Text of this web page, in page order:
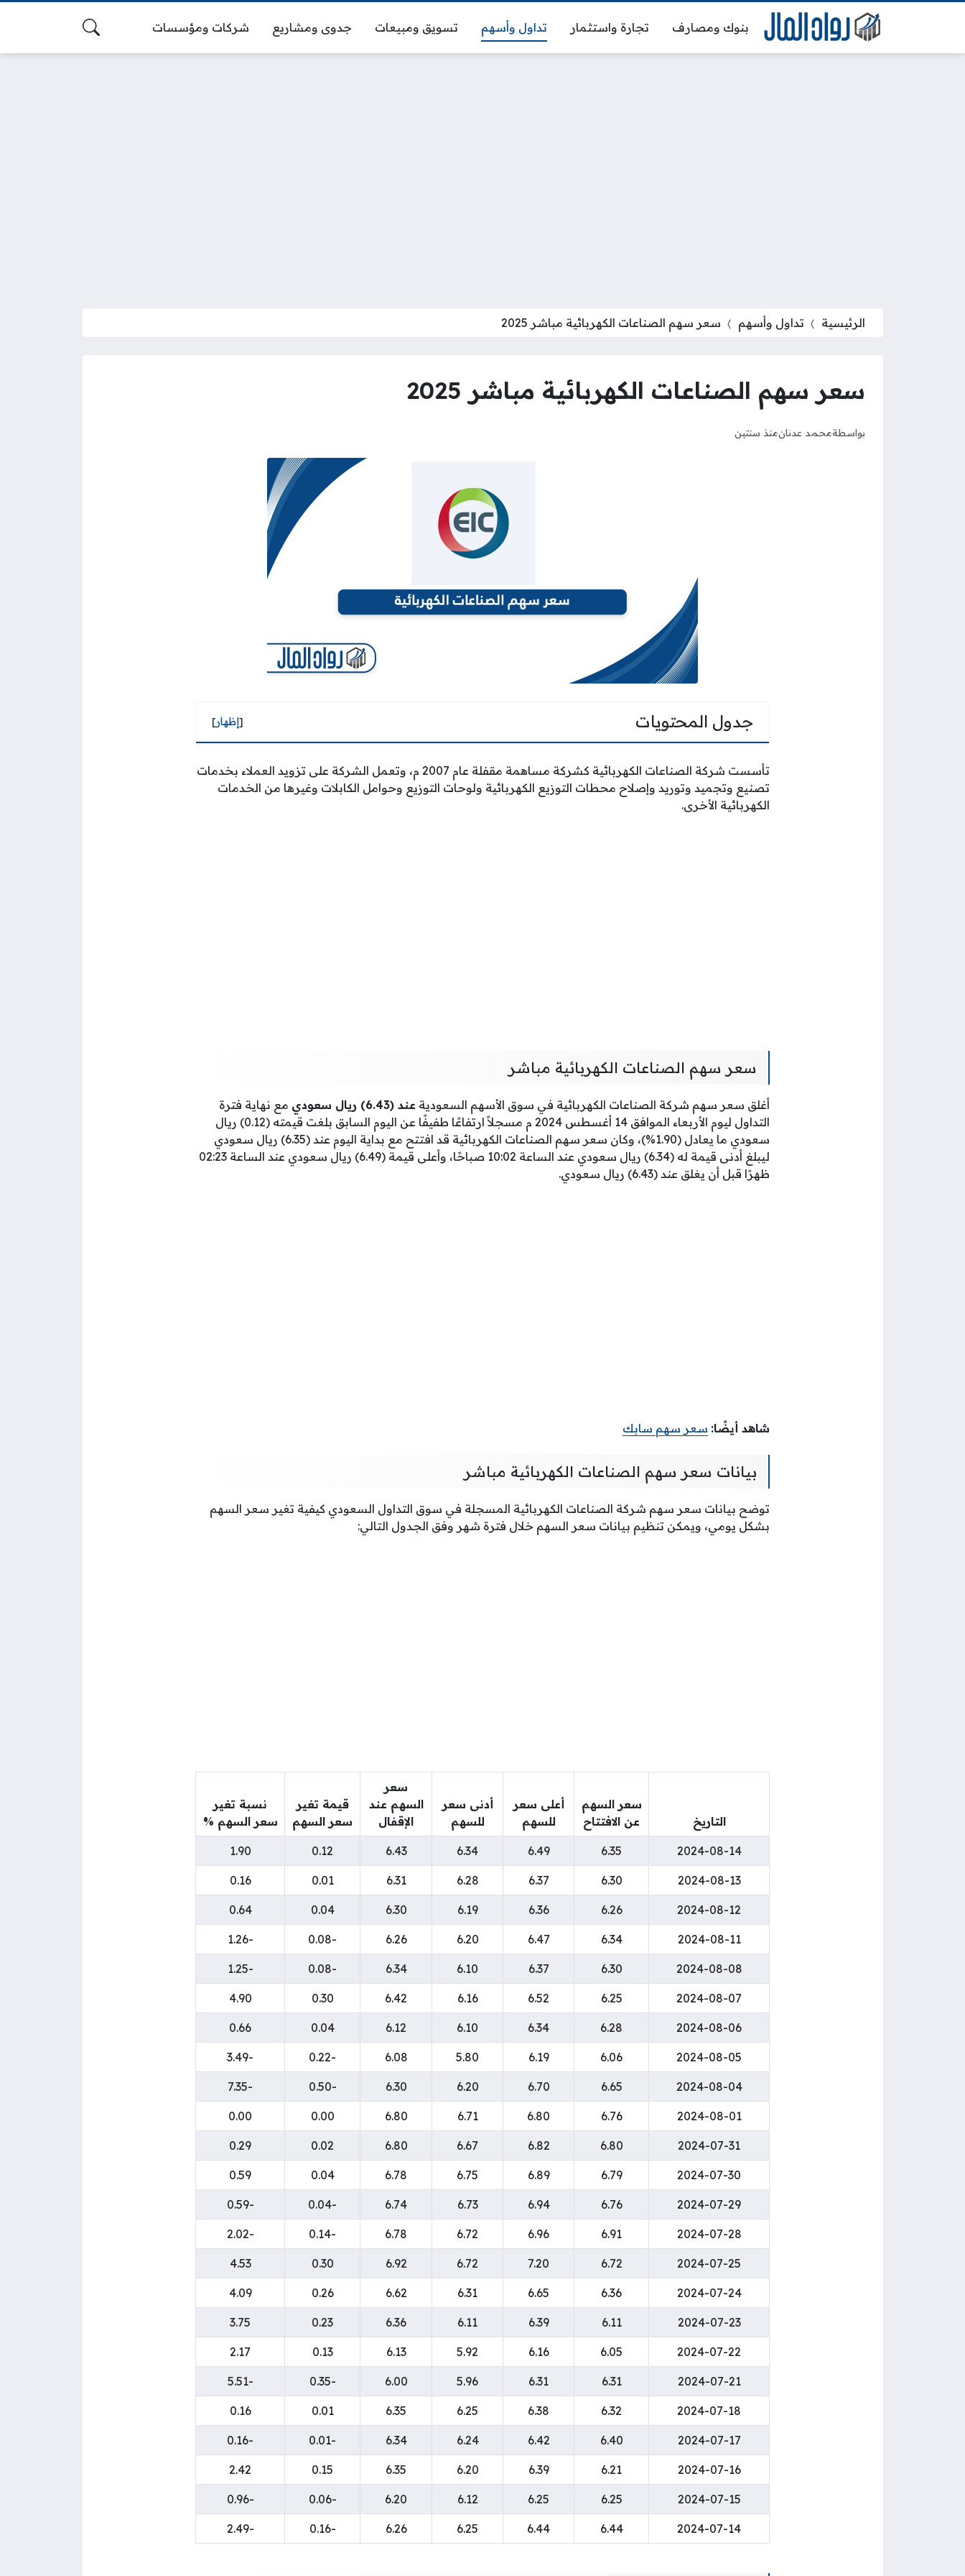
بنوك ومصارف تجارة واستثمار تداول وأسهم تسويق ومبيعات جدوى ومشاريع شركات ومؤسسات
الرئيسية تداول وأسهم سعر سهم الصناعات الكهربائية مباشر 2025
سعر سهم الصناعات الكهربائية مباشر 2025
بواسطةمحمد عدنانمنذ سنتين
جدول المحتويات [إظهار]
تأسست شركة الصناعات الكهربائية كشركة مساهمة مقفلة عام 2007 م، وتعمل الشركة على تزويد العملاء بخدمات
تصنيع وتجميد وتوريد وإصلاح محطات التوزيع الكهربائية ولوحات التوزيع وحوامل الكابلات وغيرها من الخدمات
الكهربائية الأخرى.
سعر سهم الصناعات الكهربائية مباشر
أغلق سعر سهم شركة الصناعات الكهربائية في سوق الأسهم السعودية عند (6.43) ريال سعودي
مع نهاية فترة
التداول ليوم الأربعاء الموافق 14 أغسطس 2024 م مسجلاً ارتفاعًا طفيفًا عن اليوم السابق بلغت قيمته (0.12) ريال
سعودي ما يعادل (1.90%)، وكان سعر سهم الصناعات الكهربائية قد افتتح مع بداية اليوم عند (6.35) ريال سعودي
ليبلغ أدنى قيمة له (6.34) ريال سعودي عند الساعة 10:02 صباحًا، وأعلى قيمة (6.49) ريال سعودي عند الساعة 02:23
ظهرًا قبل أن يغلق عند (6.43) ريال سعودي.
شاهد أيضًا: سعر سهم سابك
بيانات سعر سهم الصناعات الكهربائية مباشر
توضح بيانات سعر سهم شركة الصناعات الكهربائية المسجلة في سوق التداول السعودي كيفية تغير سعر السهم
بشكل يومي، ويمكن تنظيم بيانات سعر السهم خلال فترة شهر وفق الجدول التالي:
التاريخ
سعر السهم
عن الافتتاح
أعلى سعر
للسهم
أدنى سعر
للسهم
سعر
السهم عند
الإقفال
قيمة تغير
سعر السهم
نسبة تغير
سعر السهم %
2024-08-14
6.35
6.49
6.34
6.43
0.12
1.90
2024-08-13
6.30
6.37
6.28
6.31
0.01
0.16
2024-08-12
6.26
6.36
6.19
6.30
0.04
0.64
2024-08-11
6.34
6.47
6.20
6.26
-0.08
-1.26
2024-08-08
6.30
6.37
6.10
6.34
-0.08
-1.25
2024-08-07
6.25
6.52
6.16
6.42
0.30
4.90
2024-08-06
6.28
6.34
6.10
6.12
0.04
0.66
2024-08-05
6.06
6.19
5.80
6.08
-0.22
-3.49
2024-08-04
6.65
6.70
6.20
6.30
-0.50
-7.35
2024-08-01
6.76
6.80
6.71
6.80
0.00
0.00
2024-07-31
6.80
6.82
6.67
6.80
0.02
0.29
2024-07-30
6.79
6.89
6.75
6.78
0.04
0.59
2024-07-29
6.76
6.94
6.73
6.74
-0.04
-0.59
2024-07-28
6.91
6.96
6.72
6.78
-0.14
-2.02
2024-07-25
6.72
7.20
6.72
6.92
0.30
4.53
2024-07-24
6.36
6.65
6.31
6.62
0.26
4.09
2024-07-23
6.11
6.39
6.11
6.36
0.23
3.75
2024-07-22
6.05
6.16
5.92
6.13
0.13
2.17
2024-07-21
6.31
6.31
5.96
6.00
-0.35
-5.51
2024-07-18
6.32
6.38
6.25
6.35
0.01
0.16
2024-07-17
6.40
6.42
6.24
6.34
-0.01
-0.16
2024-07-16
6.21
6.39
6.20
6.35
0.15
2.42
2024-07-15
6.25
6.25
6.12
6.20
-0.06
-0.96
2024-07-14
6.44
6.44
6.25
6.26
-0.16
-2.49